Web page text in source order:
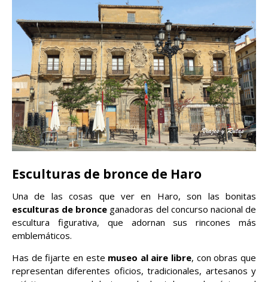
Esculturas de bronce de Haro
Una de las cosas que ver en Haro, son las bonitas
esculturas de bronce ganadoras del concurso nacional de
escultura figurativa, que adornan sus rincones más
emblemáticos.
Has de fijarte en este museo al aire libre, con obras que
representan diferentes oficios, tradicionales, artesanos y